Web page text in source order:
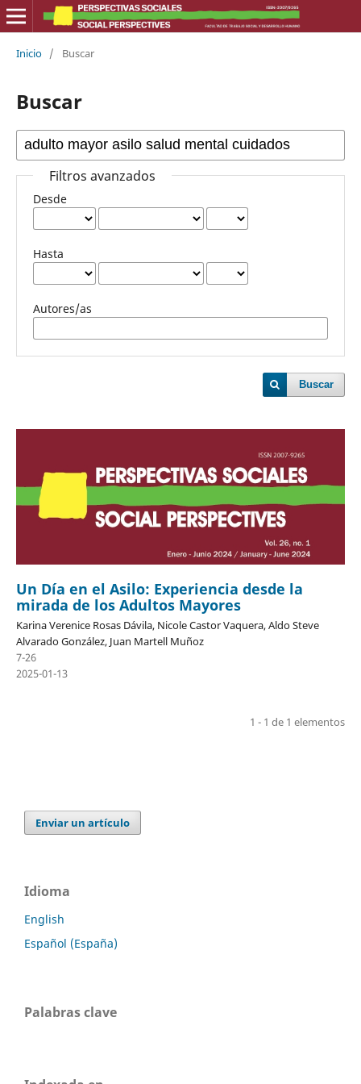
Inicio / Buscar
Buscar
Filtros avanzados
Desde
Hasta
Autores/as
Buscar
Un Día en el Asilo: Experiencia desde la
mirada de los Adultos Mayores
Karina Verenice Rosas Dávila, Nicole Castor Vaquera, Aldo Steve
Alvarado González, Juan Martell Muñoz
7-26
2025-01-13
1 - 1 de 1 elementos
Enviar un artículo
Idioma
English
Español (España)
Palabras clave